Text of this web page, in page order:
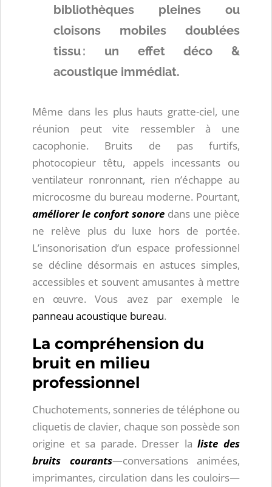
bibliothèques pleines ou
cloisons mobiles doublées
tissu : un effet déco &
acoustique immédiat.
Même dans les plus hauts gratte-ciel, une
réunion peut vite ressembler à une
cacophonie. Bruits de pas furtifs,
photocopieur têtu, appels incessants ou
ventilateur ronronnant, rien n’échappe au
microcosme du bureau moderne. Pourtant,
améliorer le confort sonore dans une pièce
ne relève plus du luxe hors de portée.
L’insonorisation d’un espace professionnel
se décline désormais en astuces simples,
accessibles et souvent amusantes à mettre
en œuvre. Vous avez par exemple le
panneau acoustique bureau.
La compréhension du
bruit en milieu
professionnel
Chuchotements, sonneries de téléphone ou
cliquetis de clavier, chaque son possède son
origine et sa parade. Dresser laliste des
bruits courants—conversations animées,
imprimantes, circulation dans les couloirs—